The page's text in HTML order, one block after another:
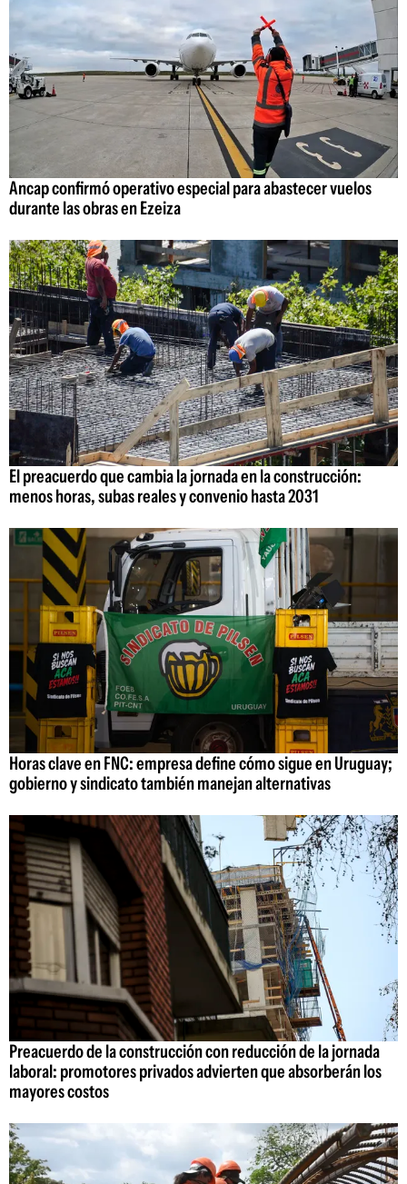
Ancap confirmó operativo especial para abastecer vuelos
durante las obras en Ezeiza
El preacuerdo que cambia la jornada en la construcción:
menos horas, subas reales y convenio hasta 2031
Horas clave en FNC: empresa define cómo sigue en Uruguay;
gobierno y sindicato también manejan alternativas
Preacuerdo de la construcción con reducción de la jornada
laboral: promotores privados advierten que absorberán los
mayores costos